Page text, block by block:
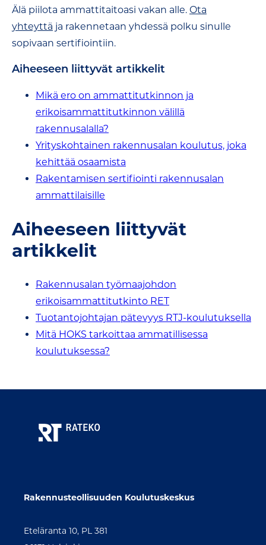
Älä piilota ammattitaitoasi vakan alle. Ota
yhteyttä ja rakennetaan yhdessä polku sinulle
sopivaan sertifiointiin.
Aiheeseen liittyvät artikkelit
Mikä ero on ammattitutkinnon ja
erikoisammattitutkinnon välillä
rakennusalalla?
Yrityskohtainen rakennusalan koulutus, joka
kehittää osaamista
Rakentamisen sertifiointi rakennusalan
ammattilaisille
Aiheeseen liittyvät
artikkelit
Rakennusalan työmaajohdon
erikoisammattitutkinto RET
Tuotantojohtajan pätevyys RTJ-koulutuksella
Mitä HOKS tarkoittaa ammatillisessa
koulutuksessa?
Rakennusteollisuuden Koulutuskeskus
Eteläranta 10, PL 381